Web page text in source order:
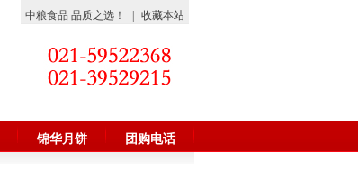
中粮食品 品质之选！ 收藏本站
锦华月饼 团购电话